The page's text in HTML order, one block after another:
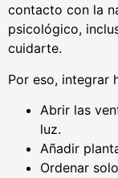
contacto con la
psicológico,
cuidarte.
Por eso, integrar
Abrir las
luz.
Añadir
Ordenar